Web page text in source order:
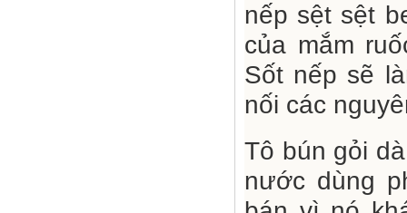
nếp sệt sệt
của mắm
Sốt nếp sẽ
nối các
Tô bún gỏi
nước dùng